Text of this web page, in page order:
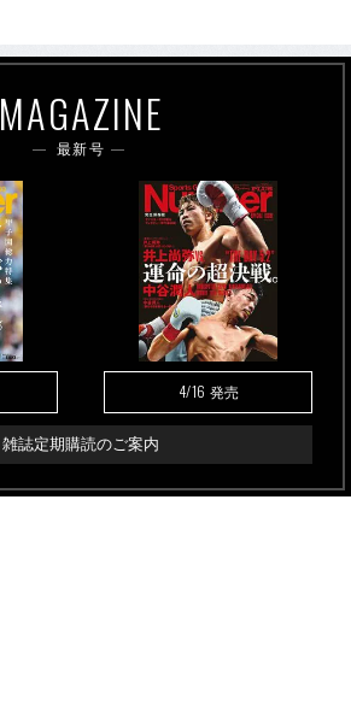
MAGAZINE
最新号
4/16 発売
雑誌定期購読のご案内